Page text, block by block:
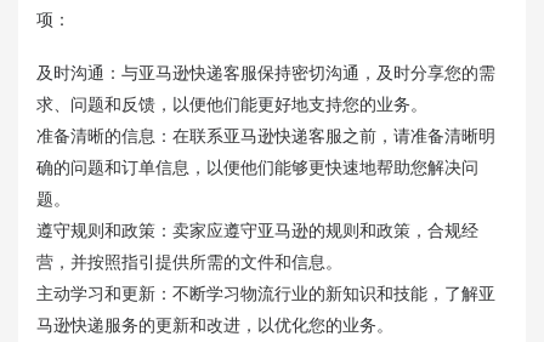
项：
及时沟通：与亚马逊快递客服保持密切沟通，及时分享您的需
求、问题和反馈，以便他们能更好地支持您的业务。
准备清晰的信息：在联系亚马逊快递客服之前，请准备清晰明
确的问题和订单信息，以便他们能够更快速地帮助您解决问
题。
遵守规则和政策：卖家应遵守亚马逊的规则和政策，合规经
营，并按照指引提供所需的文件和信息。
主动学习和更新：不断学习物流行业的新知识和技能，了解亚
马逊快递服务的更新和改进，以优化您的业务。